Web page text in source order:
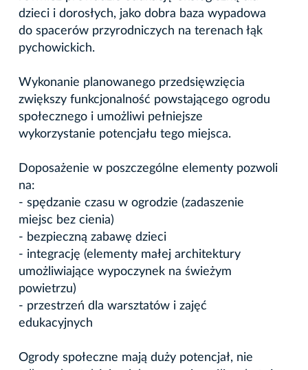
dzieci i dorosłych, jako dobra baza wypadowa
do spacerów przyrodniczych na terenach łąk
pychowickich.
Wykonanie planowanego przedsięwzięcia
zwiększy funkcjonalność powstającego ogrodu
społecznego i umożliwi pełniejsze
wykorzystanie potencjału tego miejsca.
Doposażenie w poszczególne elementy pozwoli
na:
- spędzanie czasu w ogrodzie (zadaszenie
miejsc bez cienia)
- bezpieczną zabawę dzieci
- integrację (elementy małej architektury
umożliwiające wypoczynek na świeżym
powietrzu)
- przestrzeń dla warsztatów i zajęć
edukacyjnych
Ogrody społeczne mają duży potencjał, nie